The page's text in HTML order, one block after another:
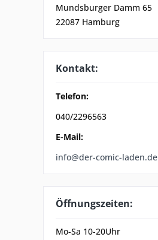
Mundsburger Damm 65
22087 Hamburg
Kontakt:
Telefon:
040/2296563
E-Mail:
info@der-comic-laden.de
Öffnungszeiten:
Mo-Sa 10-20Uhr